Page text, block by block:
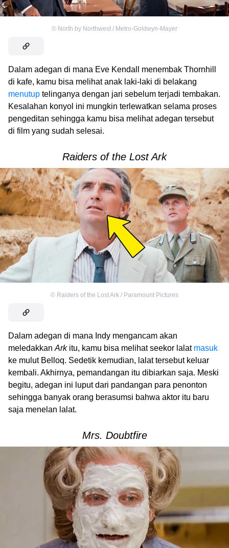
© North by Northwest / Metro-Goldwyn-Mayer
Dalam adegan di mana Eve Kendall menembak Thornhill
di kafe, kamu bisa melihat anak laki-laki di belakang
menutup telinganya dengan jari sebelum terjadi tembakan.
Kesalahan konyol ini mungkin terlewatkan selama proses
pengeditan sehingga kamu bisa melihat adegan tersebut
di film yang sudah selesai.
Raiders of the Lost Ark
© Raiders of the Lost Ark / Paramount Pictures
Dalam adegan di mana Indy mengancam akan
meledakkan Arkitu, kamu bisa melihat seekor lalat masuk
ke mulut Belloq. Sedetik kemudian, lalat tersebut keluar
kembali. Akhirnya, pemandangan itu dibiarkan saja. Meski
begitu, adegan ini luput dari pandangan para penonton
sehingga banyak orang berasumsi bahwa aktor itu baru
saja menelan lalat.
Mrs. Doubtfire